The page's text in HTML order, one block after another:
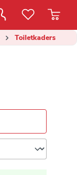
Toiletkaders